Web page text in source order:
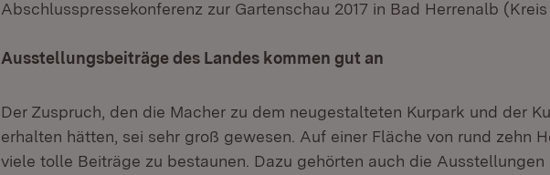
Abschlusspressekonferenz zur Gartenschau 2017 in Bad Herrenalb (Kreis
Ausstellungsbeiträge des Landes kommen gut an
Der Zuspruch, den die Macher zu dem neugestalteten Kurpark und der
erhalten hätten, sei sehr groß gewesen. Auf einer Fläche von rund zehn
viele tolle Beiträge zu bestaunen. Dazu gehörten auch die Ausstellungen